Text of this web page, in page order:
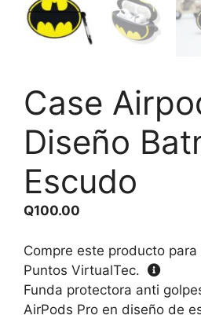
Case
Diseño
Escudo
Q100.00
Compre este producto para
Puntos VirtualTec.
Funda protectora anti
AirPods Pro en diseño de